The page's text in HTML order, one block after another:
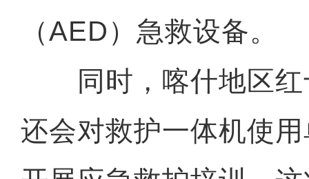
（AED）急救设备。
同时，喀什地区红
还会对救护一体机使